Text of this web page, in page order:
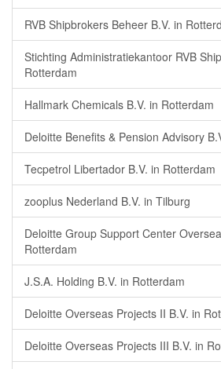
RVB Shipbrokers Beheer B.V. in
Stichting Administratiekantoor RVB
Rotterdam
Hallmark Chemicals B.V. in Rotterdam
Deloitte Benefits & Pension Advisory
Tecpetrol Libertador B.V. in Rotterdam
zooplus Nederland B.V. in Tilburg
Deloitte Group Support Center
Rotterdam
J.S.A. Holding B.V. in Rotterdam
Deloitte Overseas Projects II B.V. in
Deloitte Overseas Projects III B.V. in